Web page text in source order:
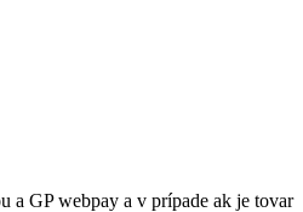
a GP webpay a v prípade ak je tovar